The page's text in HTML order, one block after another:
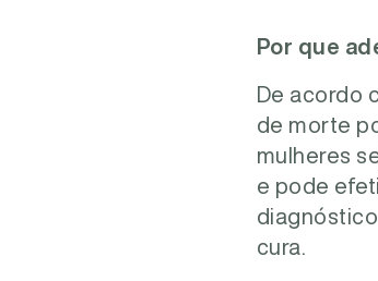
Por que
De acordo
de morte
mulheres
e pode
cura.